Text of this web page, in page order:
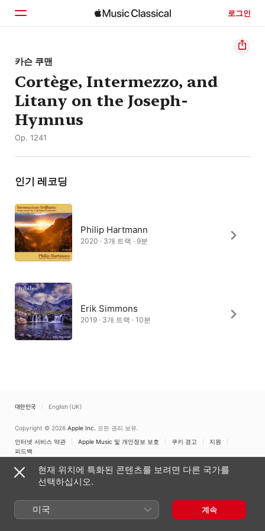
로그인
홈
둘러보기
검색
카슨 쿠맨
Cortège, Intermezzo, and
Litany on the Joseph-
Hymnus
Op. 1241
인기 레코딩
Philip Hartmann
2020 · 3개 트랙 · 9분
Erik Simmons
2019 · 3개 트랙 · 10분
대한민국 English (UK)
Copyright © 2026 Apple Inc. 모든 권리 보유.
인터넷 서비스 약관
Apple Music 및 개인정보 보호 쿠키 경고
지원
피드백
현재 위치에 특화된 콘텐츠를 보려면 다른 국가를
선택하십시오.
미국 계속